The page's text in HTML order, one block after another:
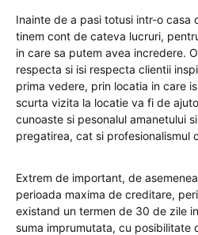
Inainte de a pasi totusi intr-o casa
tinem cont de cateva lucruri,
in care sa putem avea incredere.
respecta si isi respecta clientii
prima vedere, prin locatia in care
scurta vizita la locatie va fi de
cunoaste si pesonalul amanetului
pregatirea, cat si profesionalismul
Extrem de important, de
perioada maxima de creditare,
existand un termen de 30 de zile
suma imprumutata, cu posibilitate